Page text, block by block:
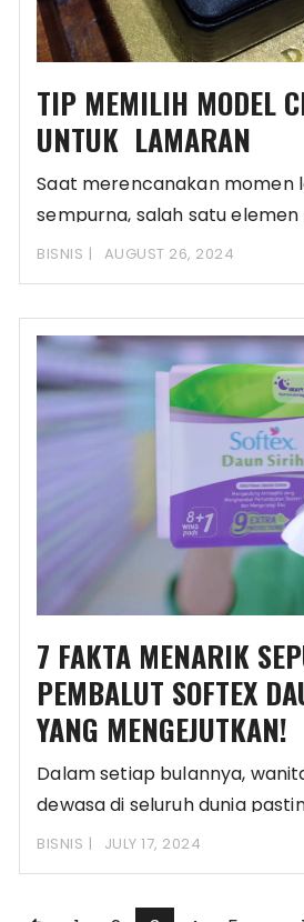
TIP MEMILIH MODEL
UNTUK LAMARAN
Saat merencanakan momen
sempurna, salah satu
yang harus diperhatikan
BISNIS AUGUST 26, 2024
7 FAKTA MENARIK
PEMBALUT SOFTEX
YANG MENGEJUTKAN!
Dalam setiap bulannya,
dewasa di seluruh dunia
mengalami fase menstruasi.
BISNIS JULY 17, 2024